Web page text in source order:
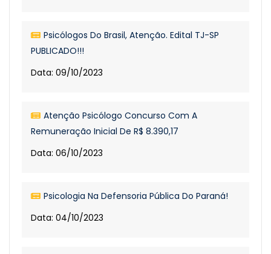
Psicólogos Do Brasil, Atenção. Edital TJ-SP
PUBLICADO!!!
Data: 09/10/2023
Atenção Psicólogo Concurso Com A
Remuneração Inicial De R$ 8.390,17
Data: 06/10/2023
Psicologia Na Defensoria Pública Do Paraná!
Data: 04/10/2023